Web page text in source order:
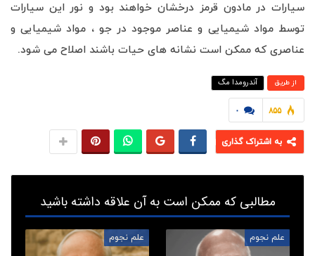
سیارات در مادون قرمز درخشان خواهند بود و نور این سیارات
توسط مواد شیمیایی و عناصر موجود در جو ، مواد شیمیایی و
عناصری که ممکن است نشانه های حیات باشند اصلاح می شود.
از طريق آندرومدا مگ
۰ ۸۵۵
به اشتراک گذاری
مطالبی که ممکن است به آن علاقه داشته باشید
علم نجوم علم نجوم